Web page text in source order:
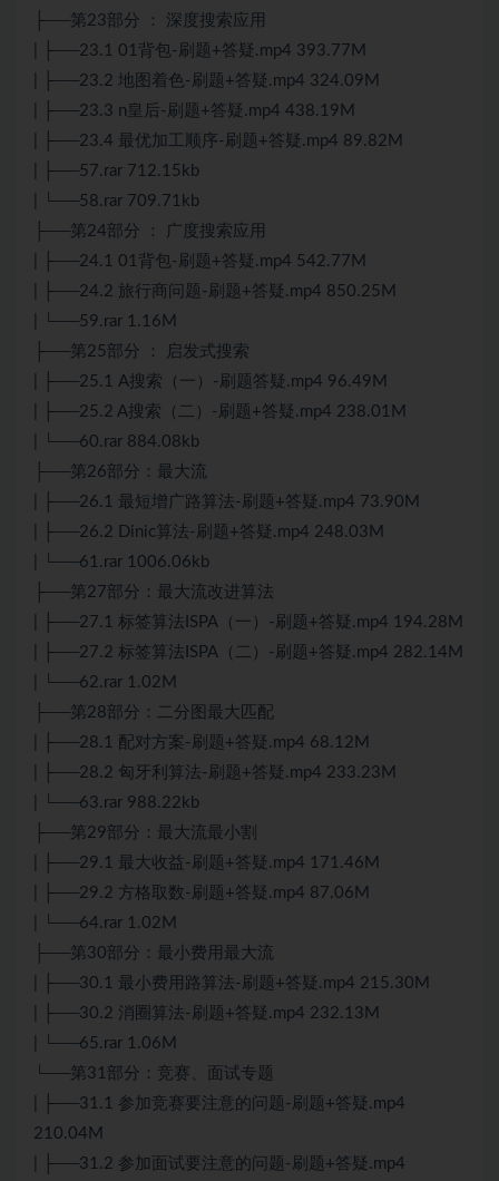
├──第23部分 ： 深度搜索应用
| ├──23.1 01背包-刷题+答疑.mp4 393.77M
| ├──23.2 地图着色-刷题+答疑.mp4 324.09M
| ├──23.3 n皇后-刷题+答疑.mp4 438.19M
| ├──23.4 最优加工顺序-刷题+答疑.mp4 89.82M
| ├──57.rar 712.15kb
| └──58.rar 709.71kb
├──第24部分 ： 广度搜索应用
| ├──24.1 01背包-刷题+答疑.mp4 542.77M
| ├──24.2 旅行商问题-刷题+答疑.mp4 850.25M
| └──59.rar 1.16M
├──第25部分 ： 启发式搜索
| ├──25.1 A搜索（一）-刷题答疑.mp4 96.49M
| ├──25.2 A搜索（二）-刷题+答疑.mp4 238.01M
| └──60.rar 884.08kb
├──第26部分：最大流
| ├──26.1 最短增广路算法-刷题+答疑.mp4 73.90M
| ├──26.2 Dinic算法-刷题+答疑.mp4 248.03M
| └──61.rar 1006.06kb
├──第27部分：最大流改进算法
| ├──27.1 标签算法ISPA（一）-刷题+答疑.mp4 194.28M
| ├──27.2 标签算法ISPA（二）-刷题+答疑.mp4 282.14M
| └──62.rar 1.02M
├──第28部分：二分图最大匹配
| ├──28.1 配对方案-刷题+答疑.mp4 68.12M
| ├──28.2 匈牙利算法-刷题+答疑.mp4 233.23M
| └──63.rar 988.22kb
├──第29部分：最大流最小割
| ├──29.1 最大收益-刷题+答疑.mp4 171.46M
| ├──29.2 方格取数-刷题+答疑.mp4 87.06M
| └──64.rar 1.02M
├──第30部分：最小费用最大流
| ├──30.1 最小费用路算法-刷题+答疑.mp4 215.30M
| ├──30.2 消圈算法-刷题+答疑.mp4 232.13M
| └──65.rar 1.06M
└──第31部分：竞赛、面试专题
| ├──31.1 参加竞赛要注意的问题-刷题+答疑.mp4
210.04M
| ├──31.2 参加面试要注意的问题-刷题+答疑.mp4